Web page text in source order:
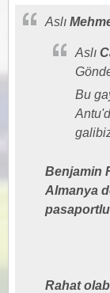
Aslı
Aslı
Bu
Benjamin
Almanya
Rahat